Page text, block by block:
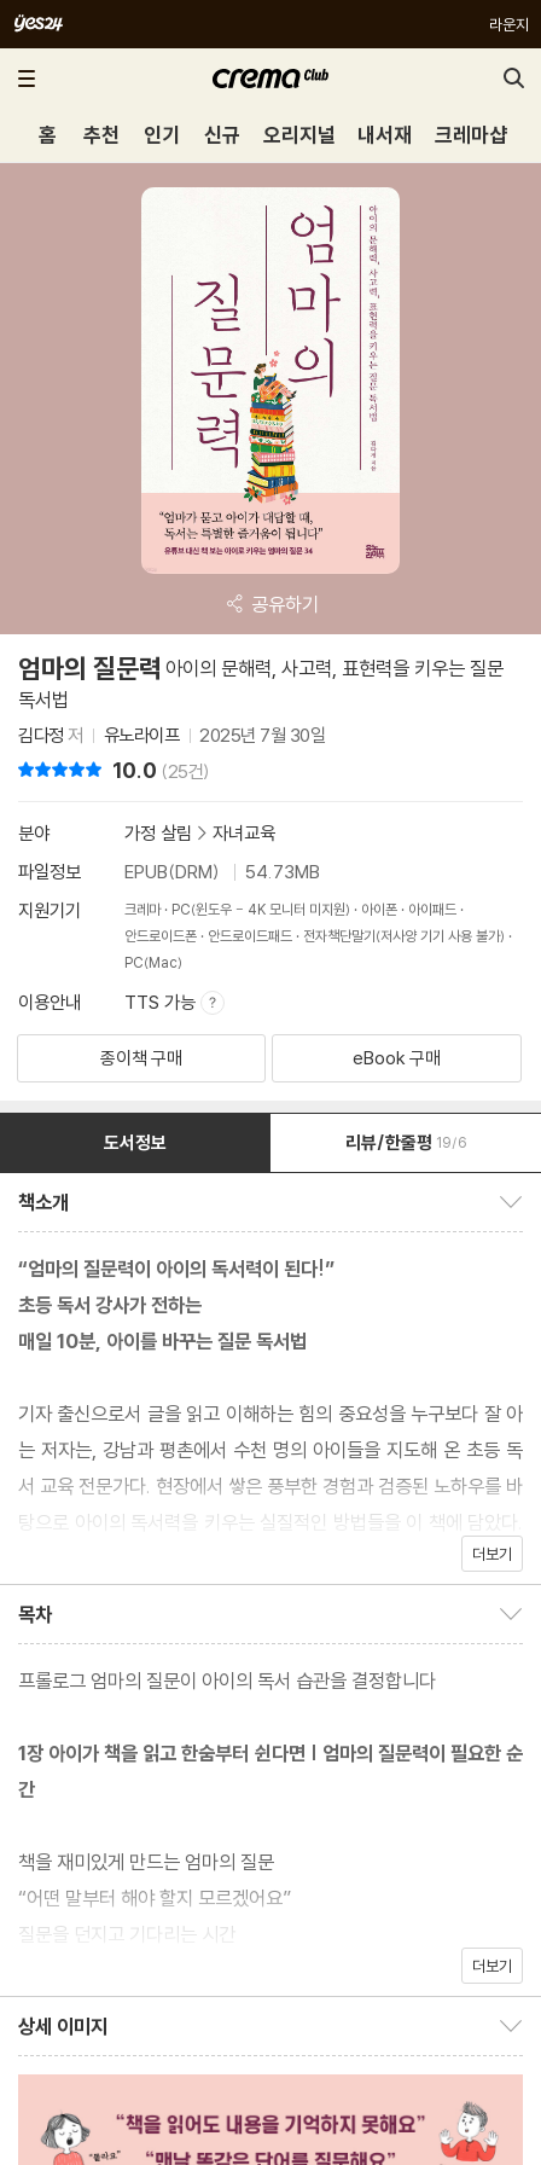
라운지
홈 추천 인기 신규 오리지널 내서재 크레마샵
공유하기
엄마의 질문력 아이의 문해력, 사고력, 표현력을 키우는 질문
독서법
김다정 저 유노라이프 2025년 7월 30일
10.0 (25건)
분야 가정 살림 > 자녀교육
파일정보
EPUB(DRM)
54.73MB
지원기기
크레마 PC(윈도우 - 4K 모니터 미지원) 아이폰
아이패드
안드로이드폰
안드로이드패드
전자책단말기(저사양 기기 사용 불가)
PC(Mac)
이용안내 TTS 가능
종이책 구매 eBook 구매
도서정보 리뷰/한줄평 19/6
책소개
“엄마의 질문력이 아이의 독서력이 된다!”
초등 독서 강사가 전하는
매일 10분, 아이를 바꾸는 질문 독서법
기자 출신으로서 글을 읽고 이해하는 힘의 중요성을 누구보다 잘 아
는 저자는, 강남과 평촌에서 수천 명의 아이들을 지도해 온 초등 독
서 교육 전문가다. 현장에서 쌓은 풍부한 경험과 검증된 노하우를 바
탕으로 아이의 독서력을 키우는 실질적인 방법들을 이 책에 담았다.
초보 부모도 쉽게 따라 할 수 있도록 상황별로 아이에게 하면 좋을
요즘 아이들 사이에서 ‘읽기 능력 저하’ 현상이 점점 뚜렷해지고 있
탕으로 생각을 확장하는 데 어려움을 겪는다. 특히 유튜브 쇼츠처럼
짧고 자극적인 콘텐츠에 익숙한 아이일수록, 긴 글을 차분히 읽고 받
하고, 표현하는 힘을 길러 주고 싶어 하지만, 정작 어떻게 도와야 할
지 막막할 때가 많다. 여덟 살 지민이는 책을 읽을 때마다 “재미없
어”라며 괴로워했다. 그러던 어느 날, 엄마가 “주인공의 기분은 어땠
을까?”, “너라면 어떻게 했을까?”라고 물었다. 지민이의 대답을 귀
기울여 듣고, 그에 대해 함께 이야기를 나누며 즐겁게 대화를 이어
갔다. 그날 이후 지민이는 자신의 생각을 말하기 시작했고, 책을 대
이렇듯 저자는 아이에게 효과적인 책 읽기 습관을 길러 주는 가장 좋
더보기
목차
프롤로그 엄마의 질문이 아이의 독서 습관을 결정합니다
1장 아이가 책을 읽고 한숨부터 쉰다면 | 엄마의 질문력이 필요한 순
간
책을 재미있게 만드는 엄마의 질문
“어떤 말부터 해야 할지 모르겠어요”
질문을 던지고 기다리는 시간
질문을 부담스러워하는 아이의 속마음
아이의 엉뚱한 대답 그대로 즐기기
2장 단어의 뜻만 묻던 아이, 이제 달라졌어요 | 엄마의 단어 하나 질
더보기
상세 이미지